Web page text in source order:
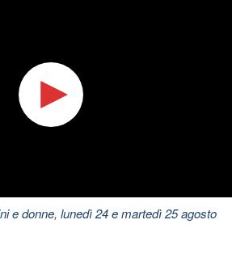
e donne, lunedì 24 e martedì 25 agosto